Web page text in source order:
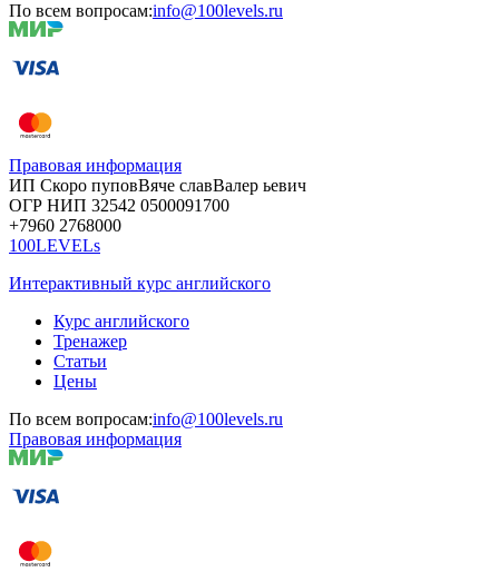
По всем вопросам:info@100levels.ru
Правовая информация
ИП Скоро пуповВяче славВалер ьевич
ОГР НИП 32542 0500091700
+7960 2768000
100LEVELs
Интерактивный курс английского
Курс английского
Тренажер
Статьи
Цены
По всем вопросам:info@100levels.ru
Правовая информация